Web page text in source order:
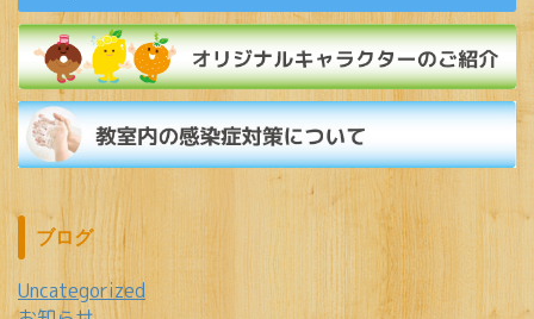
ブログ
Uncategorized